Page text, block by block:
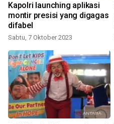
Kapolri launching aplikasi
montir presisi yang digagas
difabel
Sabtu, 7 Oktober 2023